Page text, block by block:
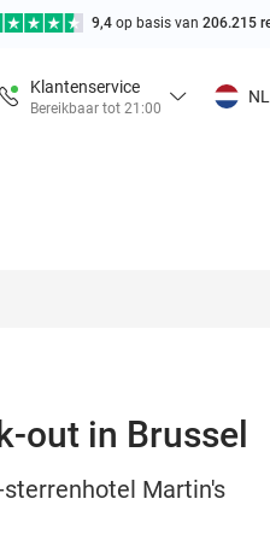
9,4 op basis van 206.215
Klantenservice
Bereikbaar tot 21:00
NL
out in Brussel
Martin's